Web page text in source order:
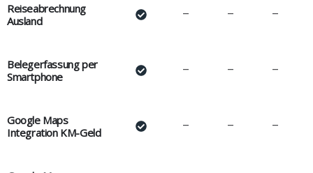
Reiseabrechnung
Ausland
– – –
Belegerfassung per
Smartphone
– – –
Google Maps
Integration KM-Geld
– – –